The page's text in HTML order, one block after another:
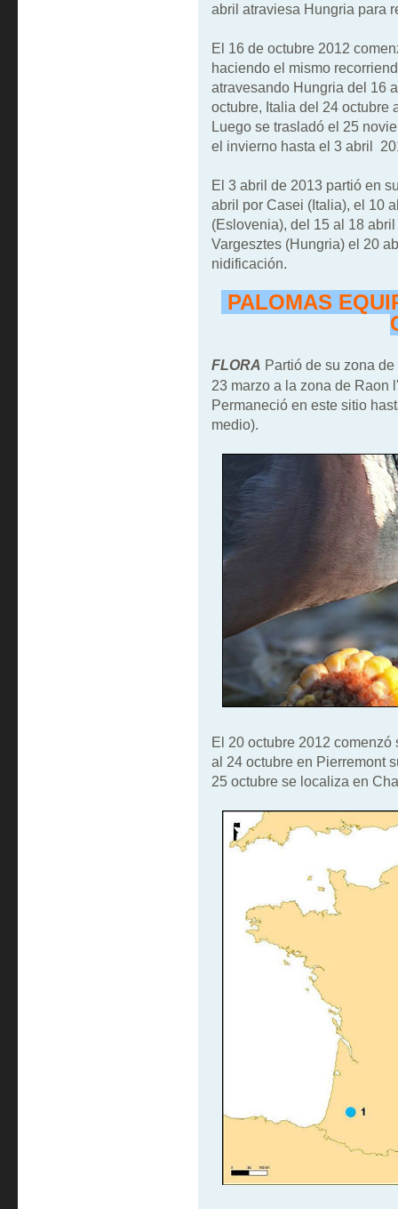
abril atraviesa Hungria para
El 16 de octubre 2012
haciendo el mismo
atravesando Hungria del 16
octubre, Italia del 24 octubre
Luego se trasladó el 25
el invierno hasta el 3 abril
El 3 abril de 2013 partió en
abril por Casei (Italia), el 10
(Eslovenia), del 15 al 18
Vargesztes (Hungria) el 20
nidificación.
PALOMAS
FLORA Partió de su zona
23 marzo a la zona de Raon
Permaneció en este sitio
medio).
El 20 octubre 2012
al 24 octubre en Pierremont
25 octubre se localiza en